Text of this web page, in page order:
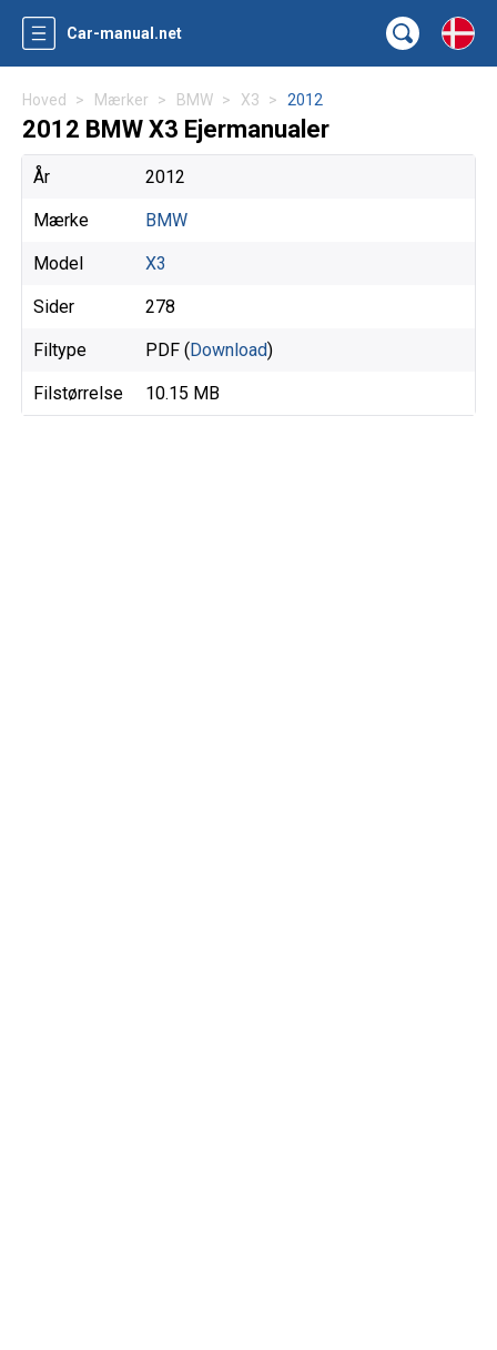
Car-manual.net
Hoved Mærker BMW X3 2012
2012 BMW X3 Ejermanualer
År 2012
Mærke BMW
Model X3
Sider 278
Filtype PDF (Download)
Filstørrelse 10.15 MB